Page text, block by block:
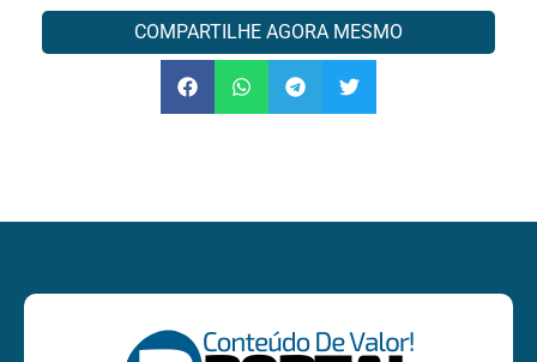
COMPARTILHE AGORA MESMO